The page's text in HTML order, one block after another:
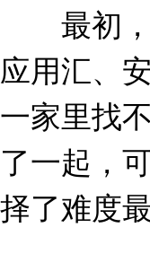
最初，
应用汇、
一家里找
了一起，
择了难度